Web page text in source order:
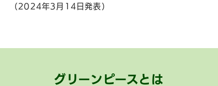
（2024年3月14日発表）
グリーンピースとは